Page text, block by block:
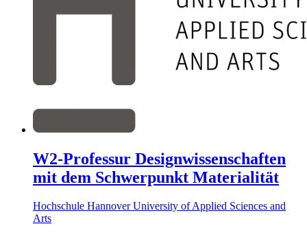
W2-Professur Designwissenschaften
mit dem Schwerpunkt Materialität
Hochschule Hannover University of Applied Sciences and
Arts